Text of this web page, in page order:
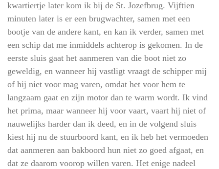
kwartiertje later kom ik bij de St. Jozefbrug. Vijftien
minuten later is er een brugwachter, samen met een
bootje van de andere kant, en kan ik verder, samen met
een schip dat me inmiddels achterop is gekomen. In de
eerste sluis gaat het aanmeren van die boot niet zo
geweldig, en wanneer hij vastligt vraagt de schipper mij
of hij niet voor mag varen, omdat het voor hem te
langzaam gaat en zijn motor dan te warm wordt. Ik vind
het prima, maar wanneer hij voor vaart, vaart hij niet of
nauwelijks harder dan ik deed, en in de volgend sluis
kiest hij nu de stuurboord kant, en ik heb het vermoeden
dat aanmeren aan bakboord hun niet zo goed afgaat, en
dat ze daarom voorop willen varen. Het enige nadeel